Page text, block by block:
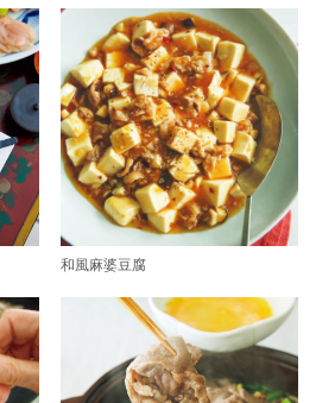
和風麻婆豆腐